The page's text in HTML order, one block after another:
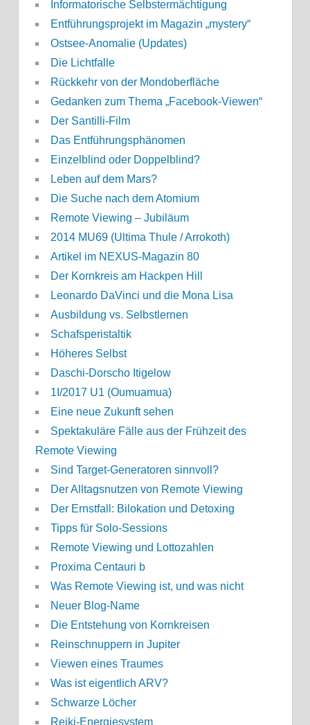
Informatorische Selbstermächtigung
Entführungsprojekt im Magazin „mystery“
Ostsee-Anomalie (Updates)
Die Lichtfalle
Rückkehr von der Mondoberfläche
Gedanken zum Thema „Facebook-Viewen“
Der Santilli-Film
Das Entführungsphänomen
Einzelblind oder Doppelblind?
Leben auf dem Mars?
Die Suche nach dem Atomium
Remote Viewing – Jubiläum
2014 MU69 (Ultima Thule / Arrokoth)
Artikel im NEXUS-Magazin 80
Der Kornkreis am Hackpen Hill
Leonardo DaVinci und die Mona Lisa
Ausbildung vs. Selbstlernen
Schafsperistaltik
Höheres Selbst
Daschi-Dorscho Itigelow
1I/2017 U1 (Oumuamua)
Eine neue Zukunft sehen
Spektakuläre Fälle aus der Frühzeit des
Remote Viewing
Sind Target-Generatoren sinnvoll?
Der Alltagsnutzen von Remote Viewing
Der Ernstfall: Bilokation und Detoxing
Tipps für Solo-Sessions
Remote Viewing und Lottozahlen
Proxima Centauri b
Was Remote Viewing ist, und was nicht
Neuer Blog-Name
Die Entstehung von Kornkreisen
Reinschnuppern in Jupiter
Viewen eines Traumes
Was ist eigentlich ARV?
Schwarze Löcher
Reiki-Energiesystem